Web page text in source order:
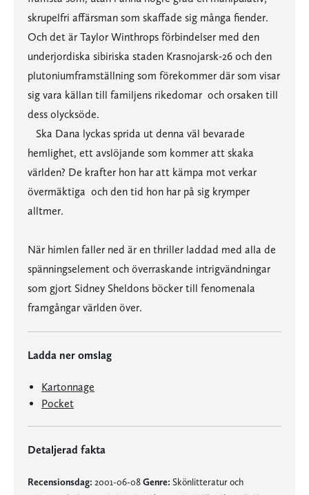
skrupelfri affärsman som skaffade sig många fiender.
Och det är Taylor Winthrops förbindelser med den
underjordiska sibiriska staden Krasnojarsk-26 och den
plutoniumframställning som förekommer där som visar
sig vara källan till familjens rikedomar  och orsaken till
dess olycksöde.
Ska Dana lyckas sprida ut denna väl bevarade
hemlighet, ett avslöjande som kommer att skaka
världen? De krafter hon har att kämpa mot verkar
övermäktiga  och den tid hon har på sig krymper
alltmer.
När himlen faller ned är en thriller laddad med alla de
spänningselement och överraskande intrigvändningar
som gjort Sidney Sheldons böcker till fenomenala
framgångar världen över.
Ladda ner omslag
Kartonnage
Pocket
Detaljerad fakta
Recensionsdag: 2001-06-08Genre: Skönlitteratur och